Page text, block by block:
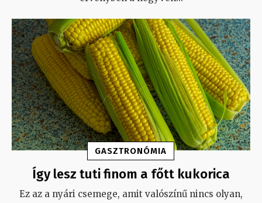
GASZTRONÓMIA
Így lesz tuti finom a főtt kukorica
Ez az a nyári csemege, amit valószínű nincs olyan,